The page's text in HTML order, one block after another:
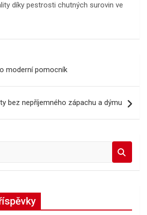
díky pestrosti chutných surovin ve
moderní pomocník
bez nepříjemného zápachu a dýmu